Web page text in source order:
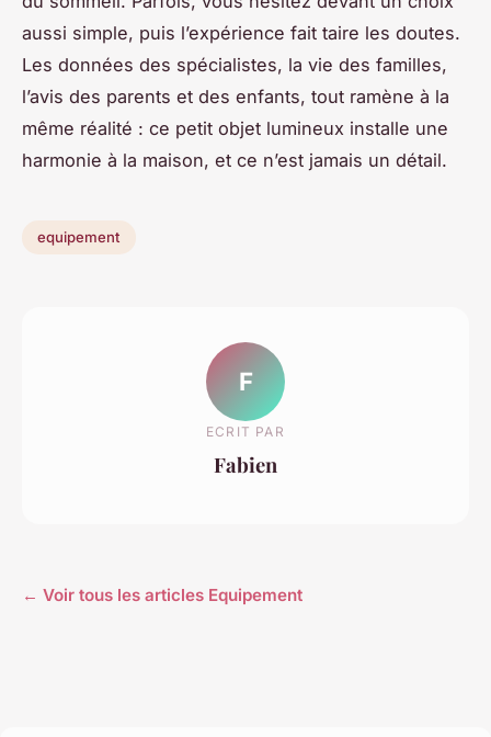
aussi simple, puis l’expérience fait taire les doutes.
Les données des spécialistes, la vie des familles,
l’avis des parents et des enfants, tout ramène à la
même réalité : ce petit objet lumineux installe une
harmonie à la maison, et ce n’est jamais un détail.
equipement
F
ECRIT PAR
Fabien
← Voir tous les articles Equipement